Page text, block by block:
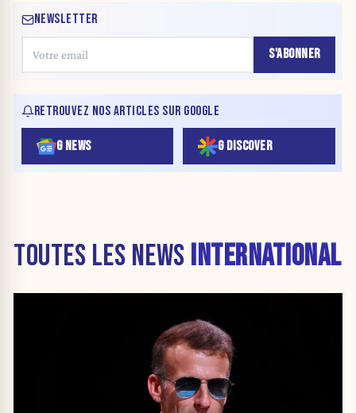
NEWSLETTER
S'ABONNER
RETROUVEZ NOS ARTICLES SUR GOOGLE
G NEWS G DISCOVER
TOUTES LES NEWS INTERNATIONAL